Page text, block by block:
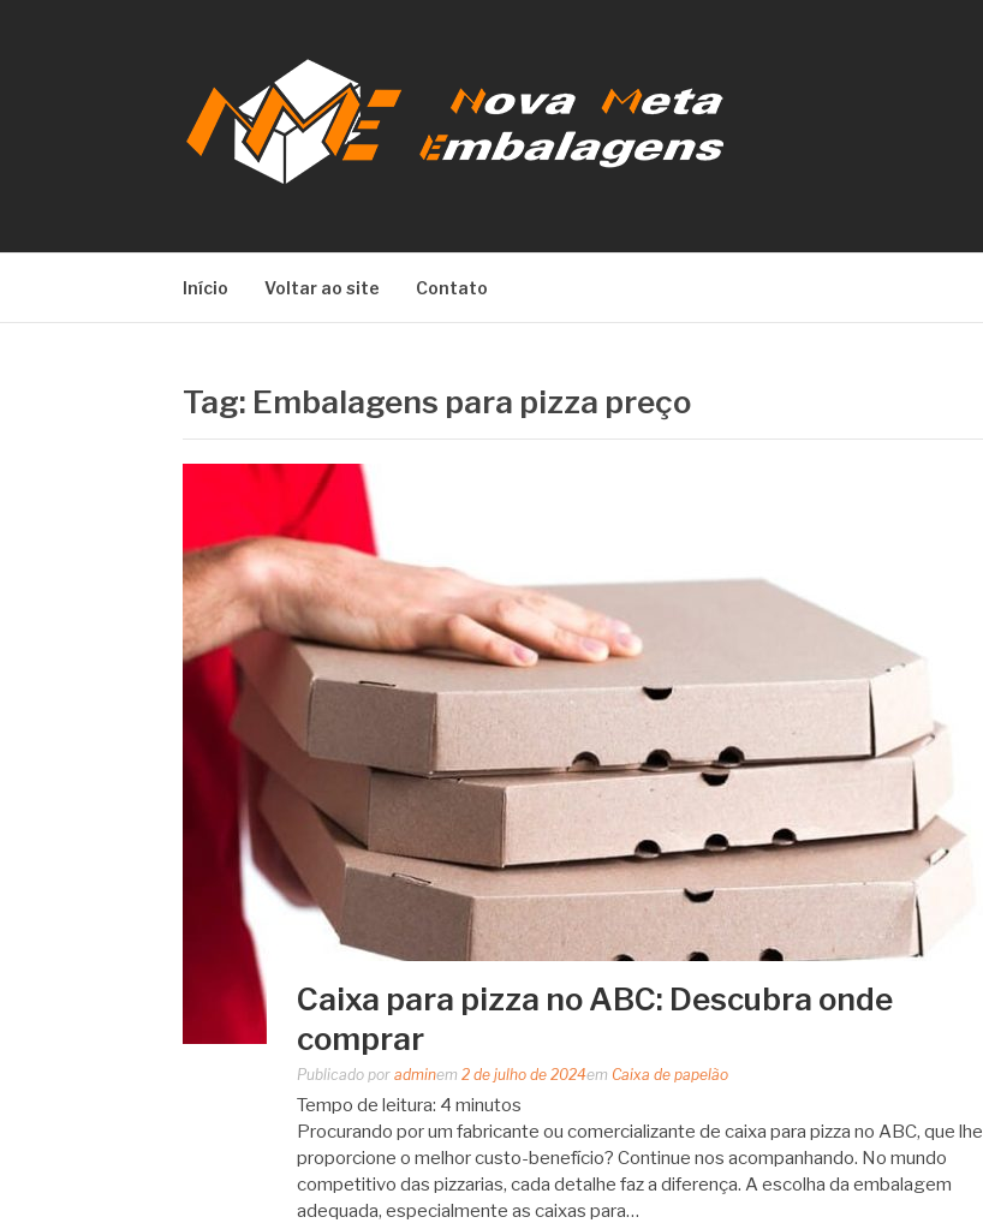
Início Voltar ao site Contato
Tag: Embalagens para pizza preço
Caixa para pizza no ABC: Descubra onde
comprar
Publicado por adminem 2 de julho de 2024em Caixa de papelão
Tempo de leitura: 4 minutos
Procurando por um fabricante ou comercializante de caixa para pizza no ABC, que lhe
proporcione o melhor custo-benefício? Continue nos acompanhando. No mundo
competitivo das pizzarias, cada detalhe faz a diferença. A escolha da embalagem
adequada, especialmente as caixas para…